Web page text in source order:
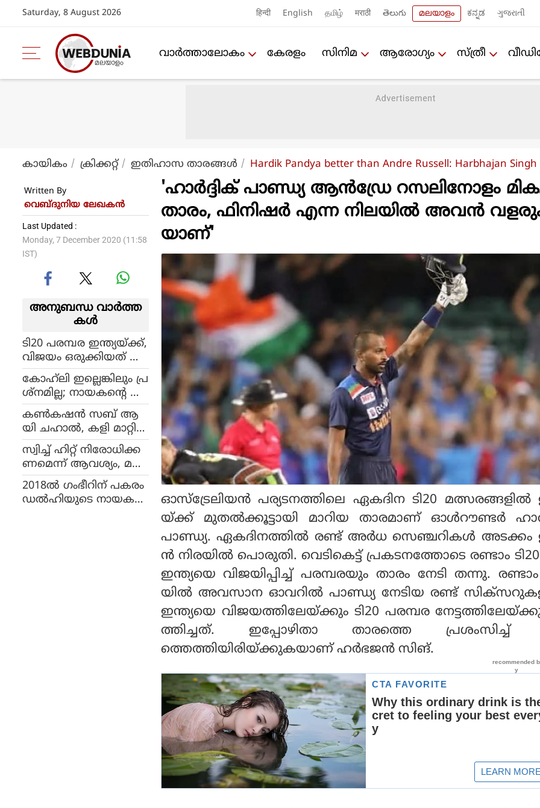
Saturday, 8 August 2026 हिन्दी English தமிழ் मराठी తెలుగు മലയാളം ಕನ್ನಡ ગુજરાતી
വാര്‍ത്താലോകം കേരളം സിനിമ ആരോഗ്യം സ്ത്രീ
കായികം ക്രിക്കറ്റ്‌ ഇതിഹാസ താരങ്ങള്‍ Hardik Pandya better than Andre Russell: Harbhajan Singh
Written By
വെബ്ദുനിയ ലേഖകൻ
Last Updated :
Monday, 7 December 2020 (11:58
IST)
അനുബന്ധ വാര്‍ത്ത
കള്‍
ടി20 പരമ്പര ഇന്ത്യയ്ക്ക്,
വിജയം ഒരുക്കിയത് അ
വസാന ഓവറിൽ രണ്ട്
സിക്സർ പായിച്ച ഹാർ
ദ്ദിക് പാണ്ഡ്യ
കോഹ്‌ലി ഇല്ലെങ്കിലും പ്ര
ശ്നമില്ല; നായകന്റെ ക
രുത്തുകാട്ടി രഹാനെ
കൺകഷൻ സബ് ആ
യി ചഹാൽ, കളി മാറ്റിമ
റിച്ച മൂന്ന് വിക്കറ്റ്:
ക്രിക്കറ്റ് ലോകത്ത്
പുതിയ വിവാദം
സ്വിച്ച് ഹിറ്റ് നിരോധിക്ക
ണമെന്ന് ആവശ്യം, മ
റുപടിയുമായി
മാക്‌സ്‌വെൽ
2018ൽ ഗംഭീറിന് പകരം
ഡൽഹിയുടെ നായക
'ഹാർദ്ദിക് പാണ്ഡ്യ ആൻഡ്രേ റസലിനോളം
താരം, ഫിനിഷർ എന്ന നിലയിൽ അവൻ
യാണ്'
ഓസ്ട്രേലിയൻ പര്യടനത്തിലെ ഏകദിന ടി20 മത്സരങ്ങളിൽ
യ്ക്ക് മുതൽക്കൂട്ടായി മാറിയ താരമാണ് ഓൾറൗണ്ടർ
പാണ്ഡ്യ. ഏകദിനത്തിൽ രണ്ട് അർധ സെഞ്ചറികൾ അടക്കം
ൻ നിരയിൽ പൊരുതി. വെടികെട്ട് പ്രകടനത്തോടെ രണ്ടാം
ഇന്ത്യയെ വിജയിപ്പിച്ച് പരമ്പരയും താരം നേടി തന്നു. രണ്ടാം
യിൽ അവസാന ഓവറിൽ പാണ്ഡ്യ നേടിയ രണ്ട്
ഇന്ത്യയെ വിജയത്തിലേയ്ക്കും ടി20 പരമ്പര
ത്തിച്ചത്. ഇപ്പോഴിതാ താരത്തെ പ്രശംസിച്ച്
ത്തെത്തിയിരിയ്ക്കുകയാണ് ഹർഭജൻ സിങ്.